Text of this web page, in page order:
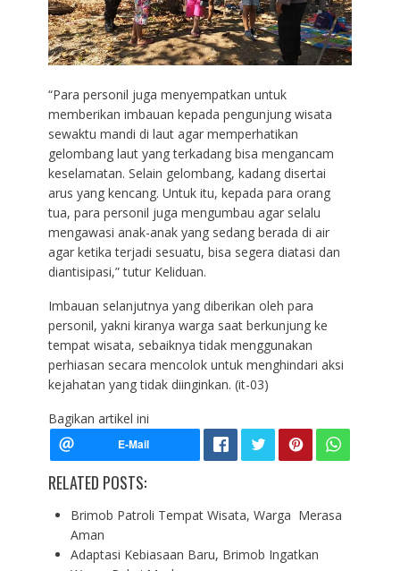
“Para personil juga menyempatkan untuk
memberikan imbauan kepada pengunjung wisata
sewaktu mandi di laut agar memperhatikan
gelombang laut yang terkadang bisa mengancam
keselamatan. Selain gelombang, kadang disertai
arus yang kencang. Untuk itu, kepada para orang
tua, para personil juga mengumbau agar selalu
mengawasi anak-anak yang sedang berada di air
agar ketika terjadi sesuatu, bisa segera diatasi dan
diantisipasi,” tutur Keliduan.
Imbauan selanjutnya yang diberikan oleh para
personil, yakni kiranya warga saat berkunjung ke
tempat wisata, sebaiknya tidak menggunakan
perhiasan secara mencolok untuk menghindari aksi
kejahatan yang tidak diinginkan. (it-03)
Bagikan artikel ini
RELATED POSTS:
Brimob Patroli Tempat Wisata, Warga Merasa
Aman
Adaptasi Kebiasaan Baru, Brimob Ingatkan